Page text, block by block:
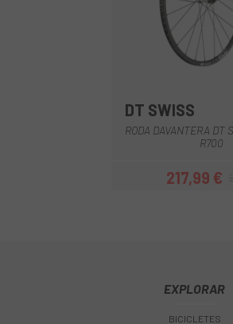
DT SWISS
RODA DAVANTERA DT
R700
Preu
217,99 €
EXPLORAR
BICICLETES